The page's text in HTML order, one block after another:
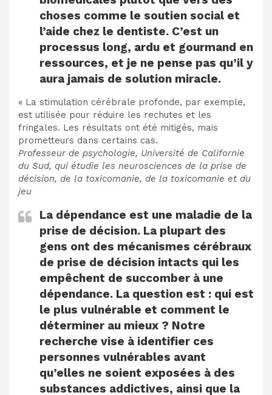
choses comme le soutien social et
l’aide chez le dentiste. C’est un
processus long, ardu et gourmand en
ressources, et je ne pense pas qu’il y
aura jamais de solution miracle.
« La stimulation cérébrale profonde, par exemple,
est utilisée pour réduire les rechutes et les
fringales. Les résultats ont été mitigés, mais
prometteurs dans certains cas.
Professeur de psychologie, Université de Californie
du Sud, qui étudie les neurosciences de la prise de
décision, de la toxicomanie, de la toxicomanie et du
jeu
La dépendance est une maladie de la
prise de décision. La plupart des
gens ont des mécanismes cérébraux
de prise de décision intacts qui les
empêchent de succomber à une
dépendance. La question est : qui est
le plus vulnérable et comment le
déterminer au mieux ? Notre
recherche vise à identifier ces
personnes vulnérables avant
qu’elles ne soient exposées à des
substances addictives, ainsi que la